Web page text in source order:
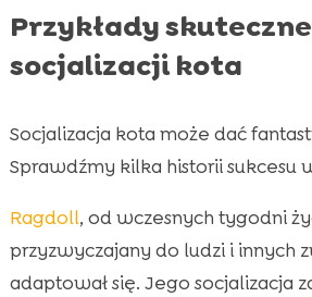
Przykłady
socjalizacji kota
Socjalizacja kota może dać
Sprawdźmy kilka historii sukcesu
Ragdoll, od wczesnych tygodni
przyzwyczajany do ludzi i innych
adaptował się. Jego socjalizacja